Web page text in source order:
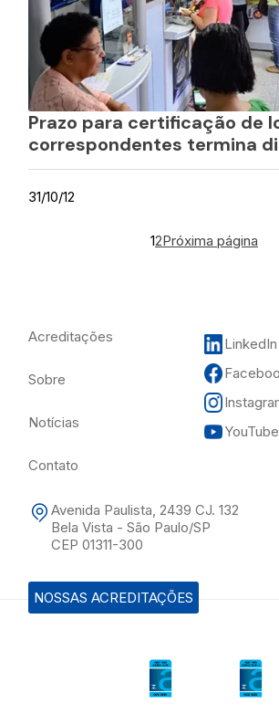
Prazo para certificação de
correspondentes termina
31/10/12
12Próxima página
Acreditações
Sobre
Notícias
Contato
Avenida Paulista, 2439 CJ. 132
Bela Vista - São Paulo/SP
CEP 01311-300
LinkedIn
YouTube
NOSSAS ACREDITAÇÕES